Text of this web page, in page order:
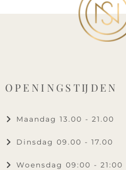
OPENINGSTIJDEN
Maandag 13.00 - 21.00
Dinsdag 09.00 - 17.00
Woensdag 09:00 - 21:00